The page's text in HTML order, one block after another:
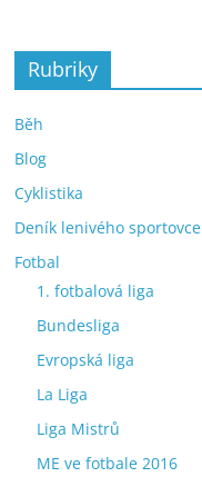
Rubriky
Běh
Blog
Cyklistika
Deník lenivého sportovce
Fotbal
1. fotbalová liga
Bundesliga
Evropská liga
La Liga
Liga Mistrů
ME ve fotbale 2016